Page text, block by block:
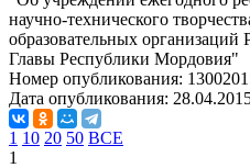
научно-технического
образовательных
Главы Республики Мордовия"
Номер опубликования:
Дата опубликования:
1 10 20 50 ВСЕ
1